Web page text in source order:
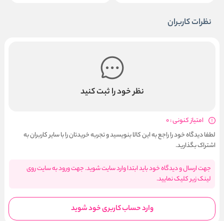
نظرات کاربران
نظر خود را ثبت کنید
امتیاز کنونی : 0
لطفا دیدگاه خود را راجع به این کالا بنویسید و تجربه خریدتان را با سایر کاربران به
اشتراک بگذارید.
جهت ارسال و دیدگاه خود باید ابتدا وارد سایت شوید. جهت ورود به سایت روی
لینک زیر کلیک نمایید.
وارد حساب کاربری خود شوید